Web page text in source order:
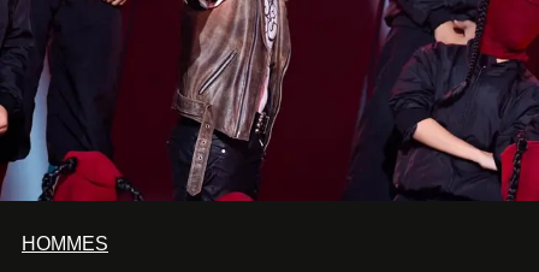
HOMMES